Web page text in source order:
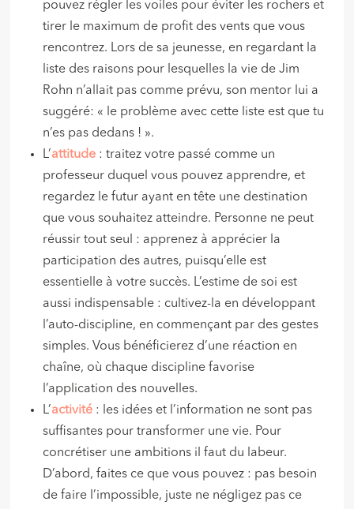
pouvez régler les voiles pour éviter les rochers et
tirer le maximum de profit des vents que vous
rencontrez. Lors de sa jeunesse, en regardant la
liste des raisons pour lesquelles la vie de Jim
Rohn n’allait pas comme prévu, son mentor lui a
suggéré: « le problème avec cette liste est que tu
n’es pas dedans ! ».
L’attitude : traitez votre passé comme un
professeur duquel vous pouvez apprendre, et
regardez le futur ayant en tête une destination
que vous souhaitez atteindre. Personne ne peut
réussir tout seul : apprenez à apprécier la
participation des autres, puisqu’elle est
essentielle à votre succès. L’estime de soi est
aussi indispensable : cultivez-la en développant
l’auto-discipline, en commençant par des gestes
simples. Vous bénéficierez d’une réaction en
chaîne, où chaque discipline favorise
l’application des nouvelles.
L’activité : les idées et l’information ne sont pas
suffisantes pour transformer une vie. Pour
concrétiser une ambitions il faut du labeur.
D’abord, faites ce que vous pouvez : pas besoin
de faire l’impossible, juste ne négligez pas ce